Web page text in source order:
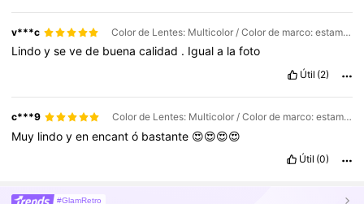
v***c Color de Lentes: Multicolor / Color de marco: estampado de leopardo
Lindoysevede buenacalidad . Iguala lafoto
Útil (2)
c***9 Color de Lentes: Multicolor / Color de marco: estampado de leopardo
Muy lindoyenencantó bastante 😍😍😍😍
Útil (0)
#GlamRetro